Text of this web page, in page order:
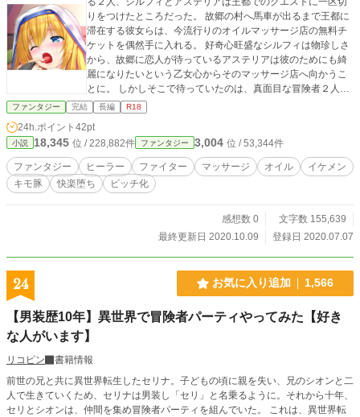
りをつけたところだった。 故郷の村へ馬車が出るまで王都に
滞在する彼女らは、今流行りのオイルマッサージ店の無料チ
ケットを偶然手に入れる。 好奇心旺盛なシルフィは物珍しさ
から、故郷に恋人が待っているアステリアは彼のためにも綺
麗になりたいという乙女心からそのマッサージ店へ向かうこ
とに。 しかしそこで待っていたのは、真面目な冒険者２人を
快楽を貪る雌へと変貌させる、甘くてドロドロとした淫猥な
施術だった。 シルフィとアステリアは故郷に戻ることも忘れ
てーー ★登場人物紹介★ ・シルフィ ファイターとして前衛
を支える元気っ子。 元気活発で天真爛漫なその性格で相棒の
アステリアを引っ張っていく。 特定の相手がいたことはない
が、人知れず恋に恋い焦がれている。 ・アステリア（アステ
ィ） ヒーラーとして前衛で戦うシルフィを支える少女。 真面
ルフィと他にもう１人いる幼馴染が恋人で、故郷の村で待っ
大人気オイルマッサージ店の知らざれる裏の施術師。 見た目
が醜悪で女性には生理的に受け付けられないような容姿のた
る女性客のリピート指名率は９０％を超えるという。 シルフ
ィの最初の施術を担当。 ・アルバード シルフィ、アステリア
いる。
ファンタジー 完結 長編 R18
24h.ポイント 42pt
小説 18,345 位 / 228,882件 ファンタジー 3,004 位 / 53,344件
ファンタジー ヒーラー ファイター マッサージ オイル
イケメン
キモ豚
快楽堕ち ビッチ化
感想数 0
文字数 155,639
最終更新日 2020.10.09
登録日 2020.07.07
24 お気に入り追加 1,566
【男装歴10年】異世界で冒険者パーティやってみた【好き
な人がいます】
リコピン
書籍情報
前世の兄と共に異世界転生したセリナ。子どもの頃に親を失い、兄のシオンと二
人で生きていくため、セリナは男装し「セリ」と名乗るように。それから十年、
セリとシオンは、仲間を集め冒険者パーティを組んでいた。 これは、異世界転